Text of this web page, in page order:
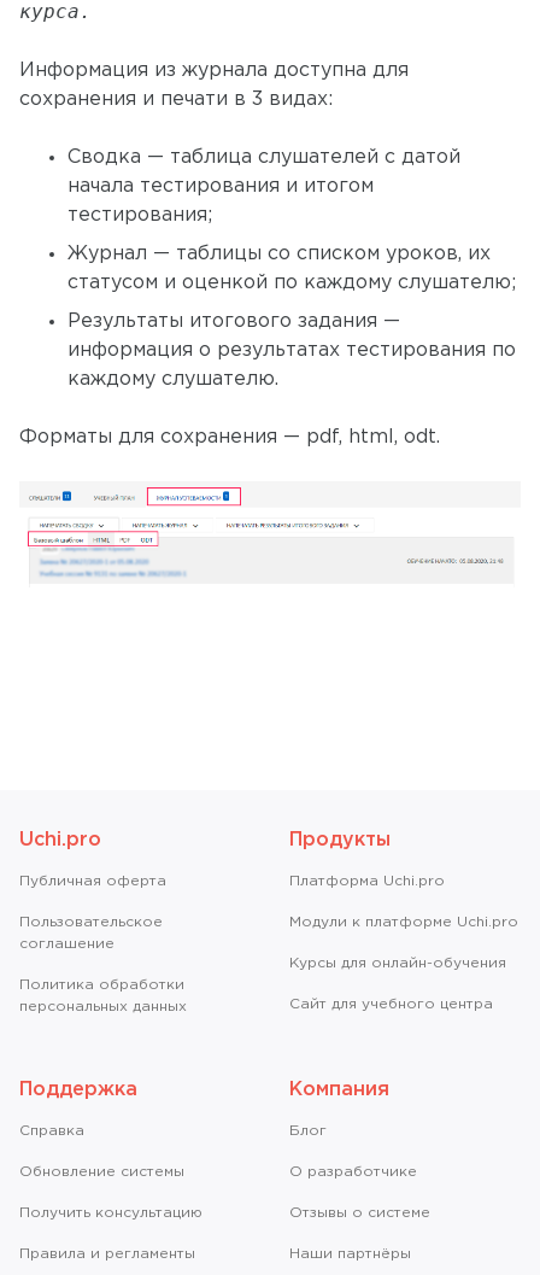
курса.
Информация из журнала доступна для
сохранения и печати в 3 видах:
Сводка — таблица слушателей с датой
начала тестирования и итогом
тестирования;
Журнал — таблицы со списком уроков, их
статусом и оценкой по каждому слушателю;
Результаты итогового задания —
информация о результатах тестирования по
каждому слушателю.
Форматы для сохранения — pdf, html, odt.
Uchi.pro
Публичная оферта
Пользовательское
соглашение
Политика обработки
персональных данных
Продукты
Платформа Uchi.pro
Модули к платформе Uchi.pro
Курсы для онлайн-обучения
Сайт для учебного центра
Поддержка
Справкa
Обновление системы
Получить консультацию
Правила и регламенты
Компания
Блог
О разработчике
Отзывы о системе
Наши партнёры